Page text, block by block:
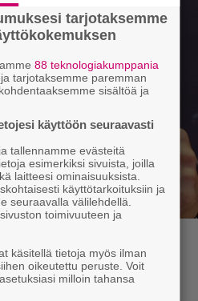
– eikä yksi milli
tarjotaksemme
88 teknologiakumppania
tarjotaksemme paremman
sisältöä ja
käyttöön seuraavasti
tallennamme evästeitä
esimerkiksi sivuista, joilla
laitteesi ominaisuuksista.
käyttötarkoituksiin ja
seuraavalla välilehdellä.
toimivuuteen ja
käsitellä tietoja myös ilman
oikeutettu peruste. Voit
milloin tahansa